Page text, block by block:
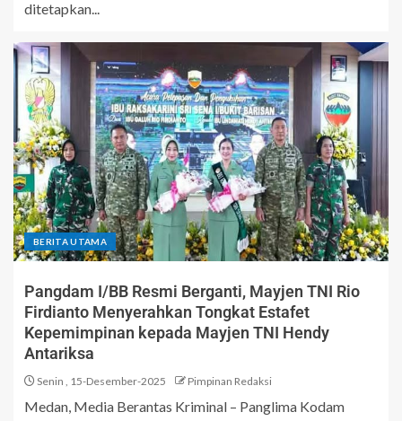
ditetapkan...
BERITA UTAMA
Pangdam I/BB Resmi Berganti, Mayjen TNI Rio
Firdianto Menyerahkan Tongkat Estafet
Kepemimpinan kepada Mayjen TNI Hendy
Antariksa
Senin , 15-Desember-2025 Pimpinan Redaksi
Medan, Media Berantas Kriminal – Panglima Kodam